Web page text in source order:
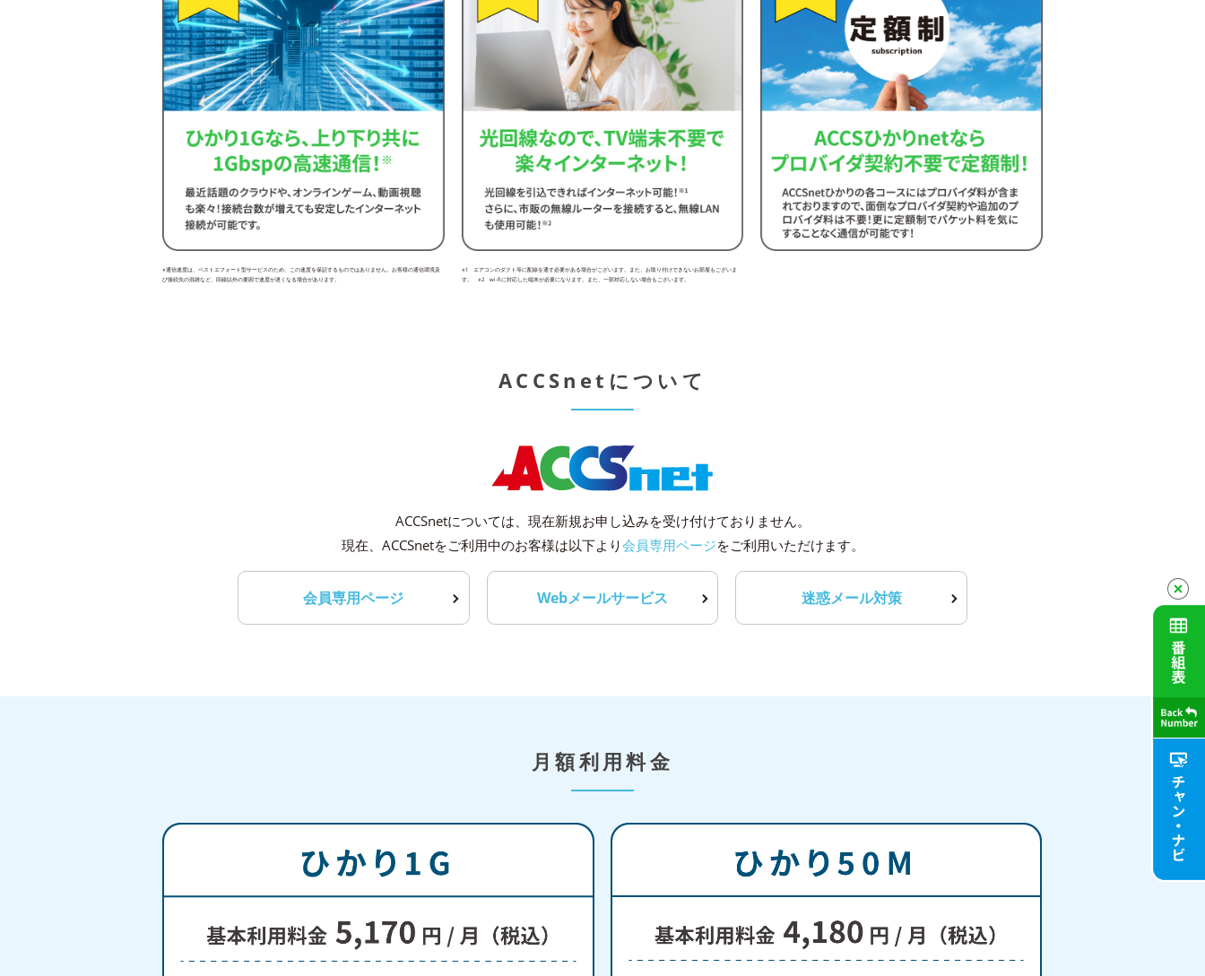
※通信速度は、ベストエフォート型サービスのため、この速度を保証するものではありません。お客様の通信環境及
び接続先の混雑など、回線以外の要因で速度が遅くなる場合があります。
※1 エアコンのダクト等に配線を通す必要がある場合がございます。また、お取り付けできないお部屋もございま
す。 ※2 wi-fiに対応した端末が必要になります。また、一部対応しない場合もございます。
ACCSnetについて
ACCSnetについては、現在新規お申し込みを受け付けておりません。
現在、ACCSnetをご利用中のお客様は以下より会員専用ページをご利用いただけます。
会員専用ページ Webメールサービス 迷惑メール対策
月額利用料金